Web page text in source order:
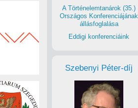
A Történelemtanárok (35.)
Országos Konferenciájának
állásfoglalása
Eddigi konferenciáink
Szebenyi Péter-díj